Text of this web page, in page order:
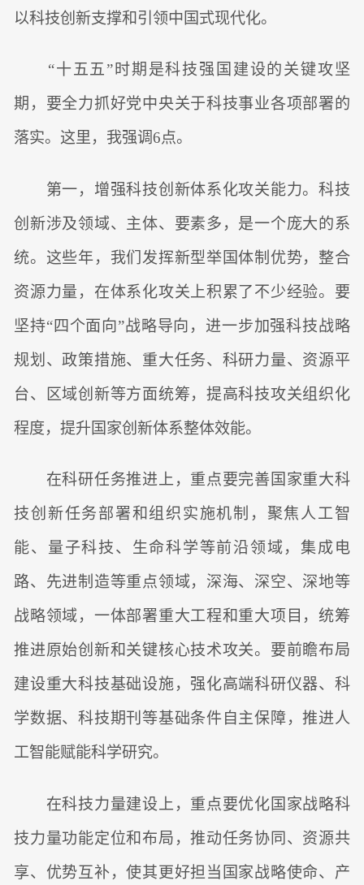
以科技创新支撑和引领中国式现代化。
“十五五”时期是科技强国建设的关键攻坚
期，要全力抓好党中央关于科技事业各项部署的
落实。这里，我强调6点。
第一，增强科技创新体系化攻关能力。科技
创新涉及领域、主体、要素多，是一个庞大的系
统。这些年，我们发挥新型举国体制优势，整合
资源力量，在体系化攻关上积累了不少经验。要
坚持“四个面向”战略导向，进一步加强科技战略
规划、政策措施、重大任务、科研力量、资源平
台、区域创新等方面统筹，提高科技攻关组织化
程度，提升国家创新体系整体效能。
在科研任务推进上，重点要完善国家重大科
技创新任务部署和组织实施机制，聚焦人工智
能、量子科技、生命科学等前沿领域，集成电
路、先进制造等重点领域，深海、深空、深地等
战略领域，一体部署重大工程和重大项目，统筹
推进原始创新和关键核心技术攻关。要前瞻布局
建设重大科技基础设施，强化高端科研仪器、科
学数据、科技期刊等基础条件自主保障，推进人
工智能赋能科学研究。
在科技力量建设上，重点要优化国家战略科
技力量功能定位和布局，推动任务协同、资源共
享、优势互补，使其更好担当国家战略使命、产